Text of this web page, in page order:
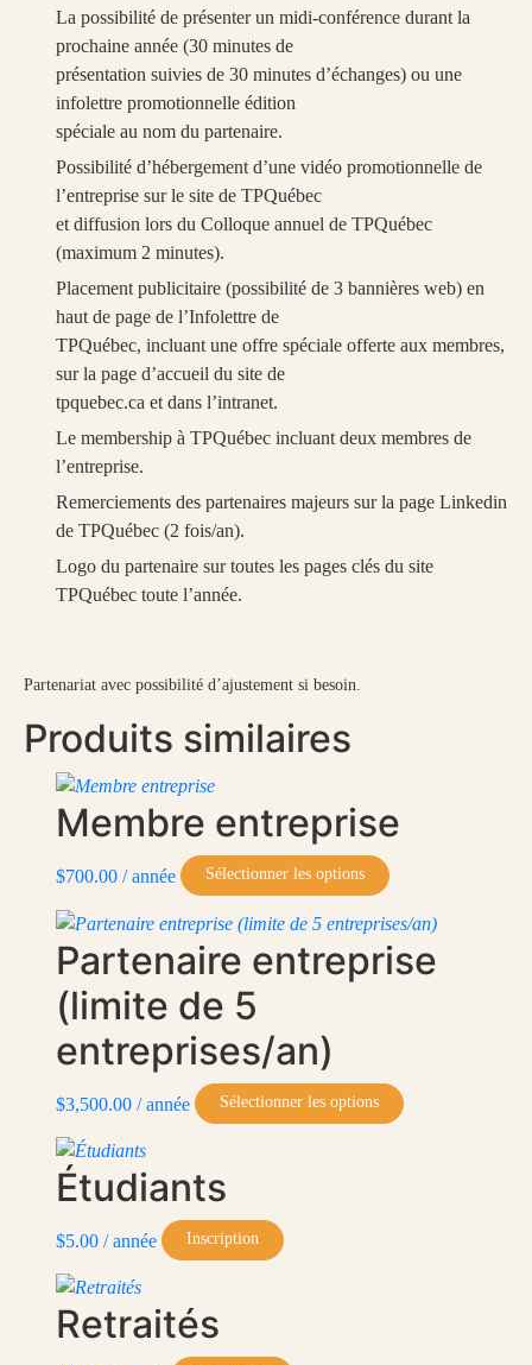
La possibilité de présenter un midi-conférence durant la
prochaine année (30 minutes de
présentation suivies de 30 minutes d’échanges) ou une
infolettre promotionnelle édition
spéciale au nom du partenaire.
Possibilité d’hébergement d’une vidéo promotionnelle de
l’entreprise sur le site de TPQuébec
et diffusion lors du Colloque annuel de TPQuébec
(maximum 2 minutes).
Placement publicitaire (possibilité de 3 bannières web) en
haut de page de l’Infolettre de
TPQuébec, incluant une offre spéciale offerte aux membres,
sur la page d’accueil du site de
tpquebec.ca et dans l’intranet.
Le membership à TPQuébec incluant deux membres de
l’entreprise.
Remerciements des partenaires majeurs sur la page Linkedin
de TPQuébec (2 fois/an).
Logo du partenaire sur toutes les pages clés du site
TPQuébec toute l’année.
Partenariat avec possibilité d’ajustement si besoin.
Produits similaires
Membre entreprise
$700.00 / année Sélectionner les options
Partenaire entreprise
(limite de 5
entreprises/an)
$3,500.00 / année Sélectionner les options
Étudiants
$5.00 / année Inscription
Retraités